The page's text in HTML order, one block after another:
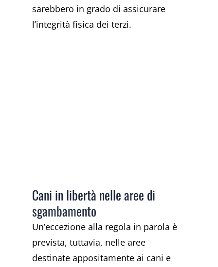
sarebbero in grado di assicurare
l’integrità fisica dei terzi.
Cani in libertà nelle aree di
sgambamento
Un’eccezione alla regola in parola è
prevista, tuttavia, nelle aree
destinate appositamente ai cani e